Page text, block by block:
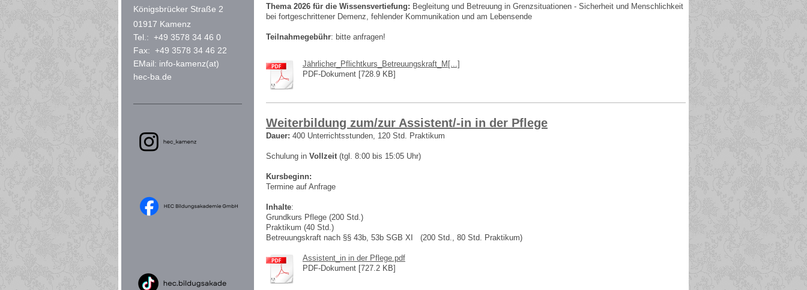
Königsbrücker Straße 2
01917 Kamenz
Tel.: +49 3578 34 46 0
Fax: +49 3578 34 46 22
EMail: info-kamenz(at)
hec-ba.de
Thema 2026 für die Wissensvertiefung: Begleitung und Betreuung in Grenzsituationen - Sicherheit und Menschlichkeit
bei fortgeschrittener Demenz, fehlender Kommunikation und am Lebensende
Teilnahmegebühr: bitte anfragen!
Jährlicher_Pflichtkurs_Betreuungskraft_M[...]
PDF-Dokument [728.9 KB]
Weiterbildung zum/zur Assistent/-in in der Pflege
Dauer: 400 Unterrichtsstunden, 120 Std. Praktikum
Schulung in Vollzeit(tgl. 8:00 bis 15:05 Uhr)
Kursbeginn:
Termine auf Anfrage
Inhalte:
Grundkurs Pflege (200 Std.)
Praktikum (40 Std.)
Betreuungskraft nach §§ 43b, 53b SGB XI (200 Std., 80 Std. Praktikum)
Assistent_in in der Pflege.pdf
PDF-Dokument [727.2 KB]